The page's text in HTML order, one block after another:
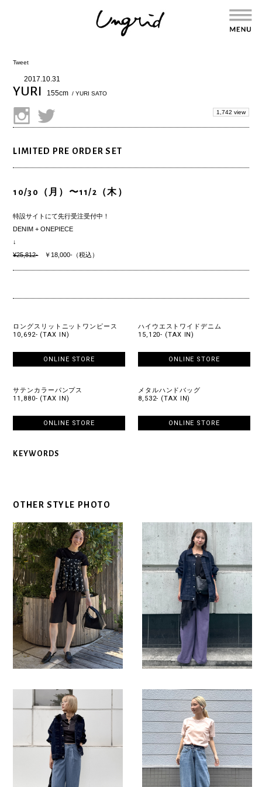
Tweet
2017.10.31
YURI 155cm / YURI SATO
1,742 view
LIMITED PRE ORDER SET
10/30（月）〜11/2（木）
特設サイト にて先行受注受付中！
DENIM + ONEPIECE
↓
¥25,812-
￥18,000-（税込）
ロングスリットニットワンピース
10,692- (TAX IN)
ONLINE STORE
ハイウエストワイドデニム
15,120- (TAX IN)
ONLINE STORE
サテンカラーパンプス
11,880- (TAX IN)
ONLINE STORE
メタルハンドバッグ
8,532- (TAX IN)
ONLINE STORE
KEYWORDS
OTHER STYLE PHOTO